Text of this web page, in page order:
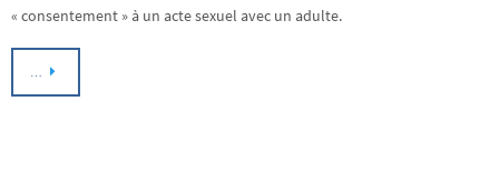
« consentement » à un acte sexuel avec un adulte.
…